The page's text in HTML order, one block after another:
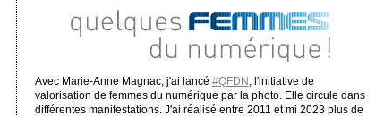
Avec Marie-Anne Magnac, j'ai lancé #QFDN
, l'initiative de
valorisation de femmes du numérique par la photo. Elle circule dans
différentes manifestations. J'ai réalisé entre 2011 et mi 2023 plus de